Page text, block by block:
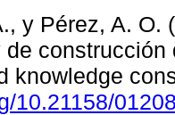
y Pérez, A.
de
knowledge
10.21158/